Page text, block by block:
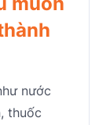
nước
thuốc